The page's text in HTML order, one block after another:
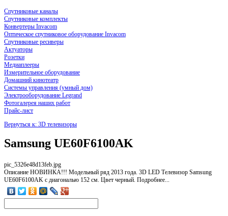
Спутниковые каналы
Спутниковые комплекты
Конвертеры Invacom
Оптическое спутниковое оборудование Invacom
Спутниковые ресиверы
Актуаторы
Розетки
Медиаплееры
Измерительное оборудование
Домашний кинотеатр
Системы управления (умный дом)
Электрооборудование Legrand
Фотогалерея наших работ
Прайс-лист
Вернуться к: 3D телевизоры
Samsung UE60F6100AK
pic_5326e48d13feb.jpg
Описание НОВИНКА!!! Модельный ряд 2013 года. 3D LED Телевизор Samsung
UE60F6100AK с диагональю 152 см. Цвет черный. Подробнее...